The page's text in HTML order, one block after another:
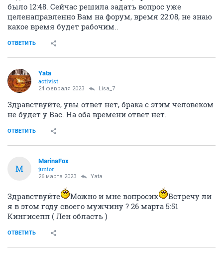
было 12:48. Сейчас решила задать вопрос уже
целенаправленно Вам на форум, время 22:08, не знаю
какое время будет рабочим..
ОТВЕТИТЬ
Yata
activist
24 февраля 2023 Lisa_7
Здравствуйте, увы ответ нет, брака с этим человеком
не будет у Вас. На оба времени ответ нет.
ОТВЕТИТЬ
M
MarinaFox
junior
26 марта 2023 Yata
Здравствуйте Можно и мне вопросик
Встречу ли
я в этом году своего мужчину ? 26 марта 5:51
Кингисепп ( Лен область )
ОТВЕТИТЬ